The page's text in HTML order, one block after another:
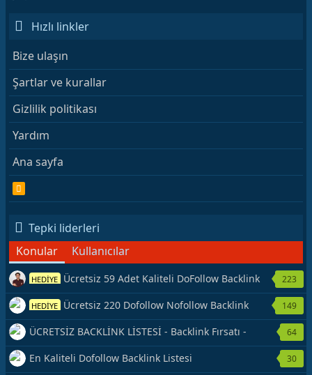
Hızlı linkler
Bize ulaşın
Şartlar ve kurallar
Gizlilik politikası
Yardım
Ana sayfa
S
Tepki liderleri
Konular
Kullanıcılar
HEDİYE Ücretsiz 59 Adet Kaliteli DoFollow Backlink
Kaynağı Veriyorum.
223
HEDİYE Ücretsiz 220 Dofollow Nofollow Backlink
Veriyorum
149
ÜCRETSİZ BACKLİNK LİSTESİ - Backlink Fırsatı -
Hemen Yetiş!
64
En Kaliteli Dofollow Backlink Listesi 30